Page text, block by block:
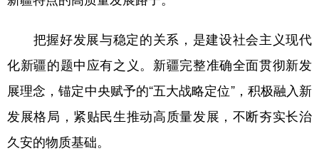
把握好发展与稳定的关系，是建设社会主义现代
化新疆的题中应有之义。新疆完整准确全面贯彻新发
展理念，锚定中央赋予的“五大战略定位”，积极融入新
发展格局，紧贴民生推动高质量发展，不断夯实长治
久安的物质基础。